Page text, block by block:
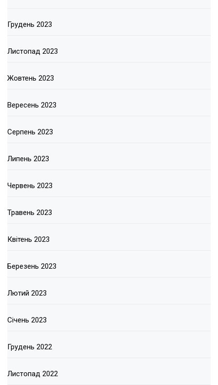
Грудень 2023
Листопад 2023
Жовтень 2023
Вересень 2023
Серпень 2023
Липень 2023
Червень 2023
Травень 2023
Квітень 2023
Березень 2023
Лютий 2023
Січень 2023
Грудень 2022
Листопад 2022